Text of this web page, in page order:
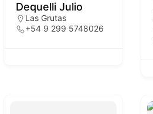
Dequelli Julio
Las Grutas
+54 9 299 5748026